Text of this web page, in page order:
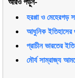
হরপ্পা ও
আধুনিক
প্রাচীন ভারতের
মৌর্য সাম্রাজ্য